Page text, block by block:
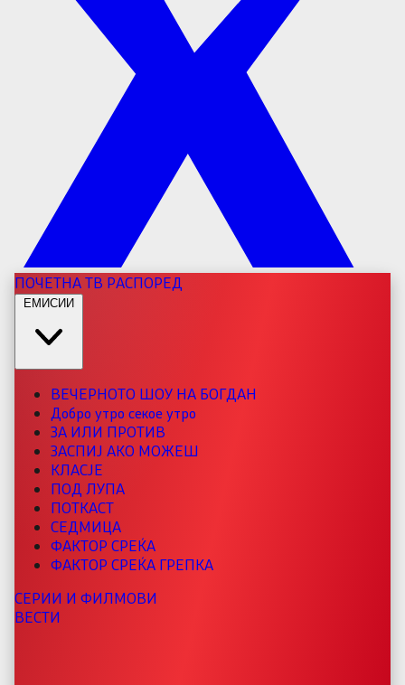
ПОЧЕТНАТВ РАСПОРЕД
ЕМИСИИ
ВЕЧЕРНОТО ШОУ НА БОГДАН
Добро утро секое утро
ЗА ИЛИ ПРОТИВ
ЗАСПИЈ АКО МОЖЕШ
КЛАСЈЕ
ПОД ЛУПА
ПОТКАСТ
СЕДМИЦА
ФАКТОР СРЕЌА
ФАКТОР СРЕЌА ГРЕПКА
СЕРИИ И ФИЛМОВИ
ВЕСТИ